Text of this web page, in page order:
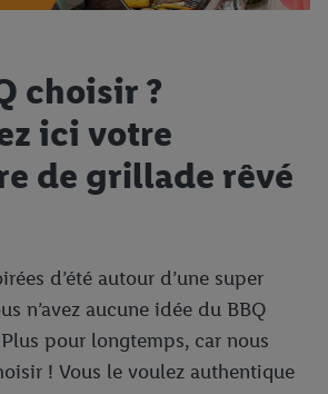
choisir ?
ici votre
de grillade rêvé
d’été autour d’une super
n’avez aucune idée du BBQ
pour longtemps, car nous
! Vous le voulez authentique